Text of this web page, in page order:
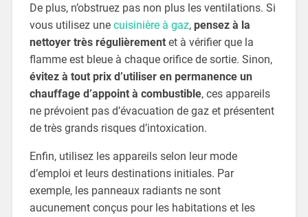
De plus, n’obstruez pas non plus les ventilations. Si
vous utilisez une cuisinière à gaz, pensez à la
nettoyer très régulièrementet à vérifier que la
flamme est bleue à chaque orifice de sortie. Sinon,
évitez à tout prix d’utiliser en permanence un
chauffage d’appoint à combustible, ces appareils
ne prévoient pas d’évacuation de gaz et présentent
de très grands risques d’intoxication.
Enfin, utilisez les appareils selon leur mode
d’emploi et leurs destinations initiales. Par
exemple, les panneaux radiants ne sont
aucunement conçus pour les habitations et les